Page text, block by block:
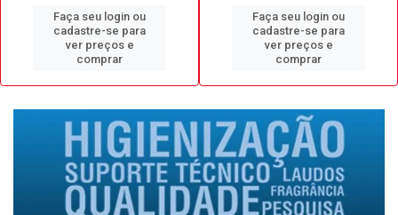
Faça seu login ou
cadastre-se para
ver preços e
comprar
Faça seu login ou
cadastre-se para
ver preços e
comprar